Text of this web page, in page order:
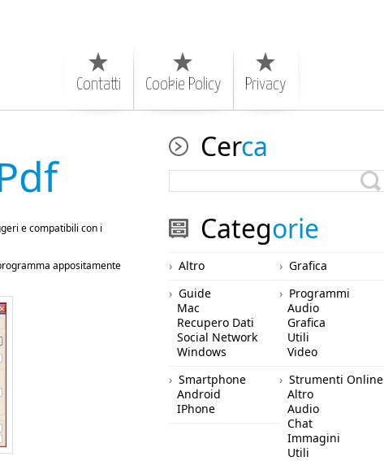
Contatti Cookie Policy Privacy
e compatibili con i
appositamente
Cerca
Categorie
Altro
Grafica
Guide
Mac
Recupero Dati
Social Network
Windows
Programmi
Audio
Grafica
Utili
Video
Smartphone
Android
IPhone
Strumenti Online
Altro
Audio
Chat
Immagini
Utili